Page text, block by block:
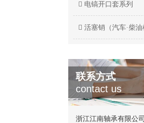
电镐开口套系列
活塞销（汽车·柴
联系方式
contact us
浙江江南轴承有限公